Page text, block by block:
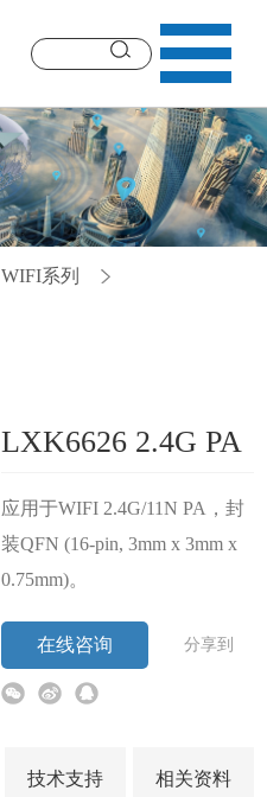
WIFI系列
LXK6626 2.4G PA
应用于WIFI 2.4G/11N PA，封
装QFN (16-pin, 3mm x 3mm x
0.75mm)。
在线咨询 分享到
技术支持 相关资料